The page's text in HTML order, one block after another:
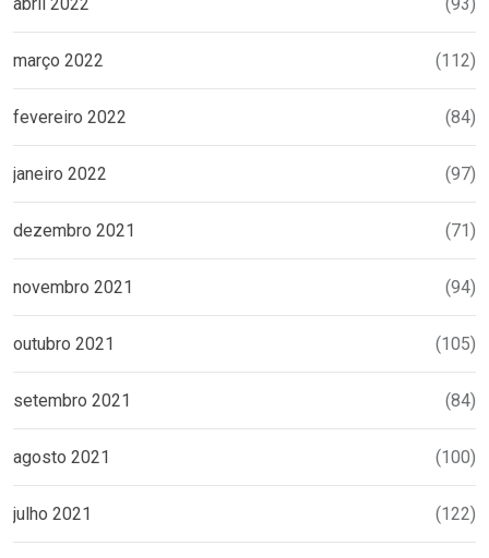
março 2022 (112)
fevereiro 2022 (84)
janeiro 2022 (97)
dezembro 2021 (71)
novembro 2021 (94)
outubro 2021 (105)
setembro 2021 (84)
agosto 2021 (100)
julho 2021 (122)